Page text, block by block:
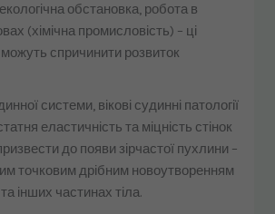
обстановка, робота в
(хімічна промисловість) – ці
спричинити розвиток
системи, вікові судинні патології
еластичність та міцність стінок
до появи зірчастої пухлини –
точковим дрібним новоутворенням
інших частинах тіла.